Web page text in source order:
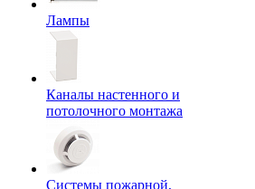
Лампы
Каналы настенного и
потолочного монтажа
Системы пожарной,